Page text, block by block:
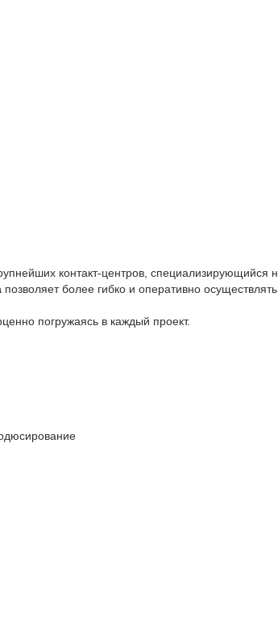
контакт-центров, специализирующийся
позволяет более гибко и оперативно осуществлять
погружаясь в каждый проект.